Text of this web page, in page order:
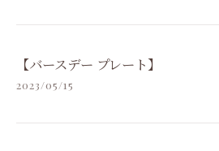
【バースデー プレート】
2023/05/15